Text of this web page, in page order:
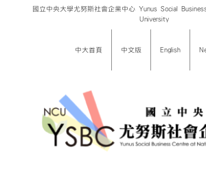
國立中央大學尤努斯社會企業中心 Yunus Social
University
中大首頁 中文版 English